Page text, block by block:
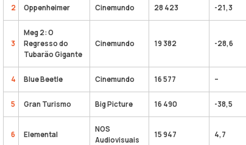
2 Oppenheimer Cinemundo 28 423 -21,3
3
Meg 2: O
Regresso do
Tubarão Gigante
Cinemundo 19 382 -28,6
4 Blue Beetle Cinemundo 16 577 –
5 Gran Turismo Big Picture 16 490 -38,5
6 Elemental
NOS
Audiovisuais
15 947 4,7